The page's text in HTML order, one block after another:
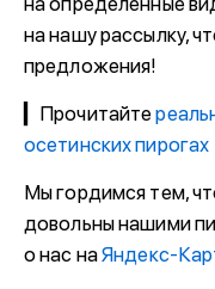
на нашу рассылку,
предложения!
▎Прочитайте
осетинских пирогах
Мы гордимся тем,
довольны нашими
о нас наЯндекс-